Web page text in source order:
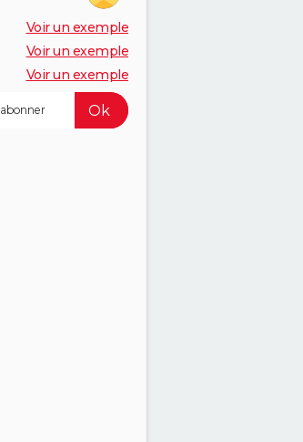
Voir un exemple
Voir un exemple
Voir un exemple